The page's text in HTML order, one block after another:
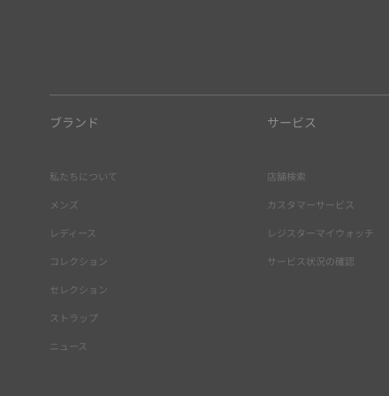
ブランド
私たちについて
メンズ
レディース
コレクション
セレクション
ストラップ
ニュース
サービス
店舗検索
カスタマーサービス
レジスターマイウォッチ
サービス状況の確認